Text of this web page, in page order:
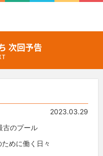
次回予告
2023.03.29
古のプール
めに働く日々